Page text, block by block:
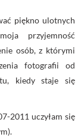
piękno ulotnych
przyjemność
osób, z którymi
fotografii od
kiedy staje się
2011 uczyłam się